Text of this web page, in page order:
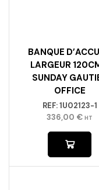
REF:1U02123-1
336,00 € HT